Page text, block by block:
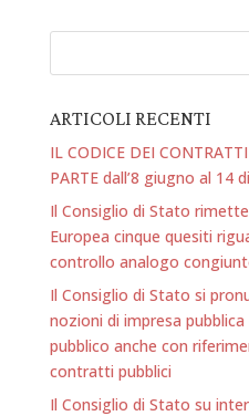
ARTICOLI RECENTI
IL CODICE DEI
PARTE dall’8 giugno al 14
Il Consiglio di Stato
Europea cinque quesiti
controllo analogo
Il Consiglio di Stato si
nozioni di impresa
pubblico anche con
contratti pubblici
Il Consiglio di Stato su